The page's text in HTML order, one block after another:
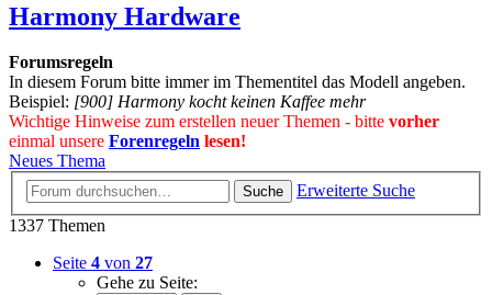
Harmony Hardware
Forumsregeln
In diesem Forum bitte immer im Thementitel das Modell angeben.
Beispiel: [900] Harmony kocht keinen Kaffee mehr
Wichtige Hinweise zum erstellen neuer Themen - bitte vorher
einmal unsere Forenregeln lesen!
Neues Thema
Suche
Erweiterte Suche
1337 Themen
Seite 4 von 27
Gehe zu Seite: